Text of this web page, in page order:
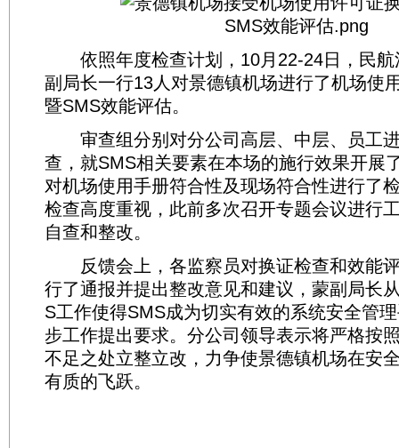
依照年度检查计划，10月22-24日，民航
副局长一行13人对景德镇机场进行了机场使
暨SMS效能评估。
审查组分别对分公司高层、中层、员工
查，就SMS相关要素在本场的施行效果开展
对机场使用手册符合性及现场符合性进行了
检查高度重视，此前多次召开专题会议进行
自查和整改。
反馈会上，各监察员对换证检查和效能
行了通报并提出整改意见和建议，蒙副局长
S工作使得SMS成为切实有效的系统安全管
步工作提出要求。分公司领导表示将严格按
不足之处立整立改，力争使景德镇机场在安
有质的飞跃。